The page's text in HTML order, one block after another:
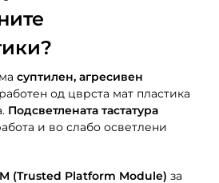
суптилен, агресивен
од цврста мат пластика
Подсветлената тастатура
и во слабо осветлени
(Trusted Platform Module) за